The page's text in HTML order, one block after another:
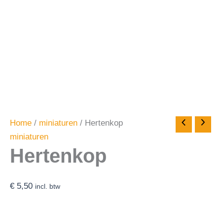
Home / miniaturen / Hertenkop
miniaturen
Hertenkop
€ 5,50 incl. btw